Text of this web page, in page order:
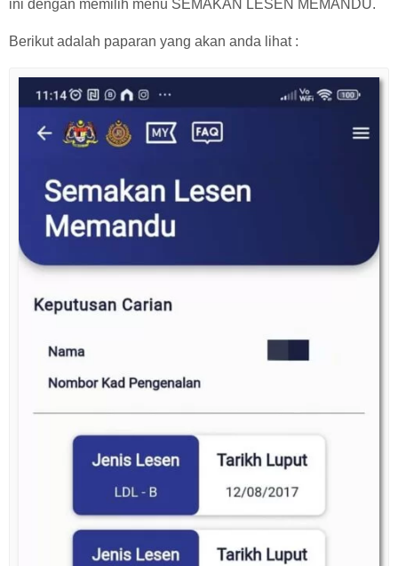
ini dengan memilih menu SEMAKAN LESEN MEMANDU.
Berikut adalah paparan yang akan anda lihat :